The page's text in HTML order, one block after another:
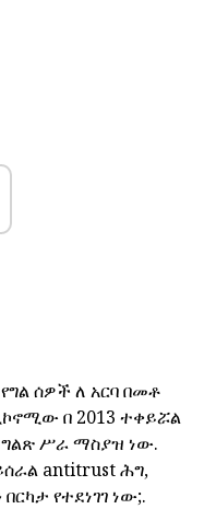
ሰዎች ለ አርባ በመቶ
በ 2013 ተቀይሯል
ሥራ ማስያዝ ነው.
antitrust ሕግ,
የተደነገገ ነው;.